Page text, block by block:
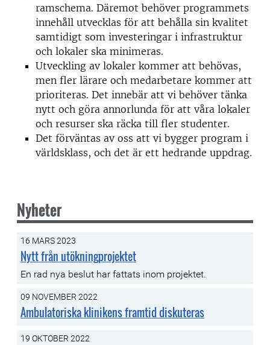
ramschema. Däremot behöver programmets
innehåll utvecklas för att behålla sin kvalitet
samtidigt som investeringar i infrastruktur
och lokaler ska minimeras.
Utveckling av lokaler kommer att behövas,
men fler lärare och medarbetare kommer att
prioriteras. Det innebär att vi behöver tänka
nytt och göra annorlunda för att våra lokaler
och resurser ska räcka till fler studenter.
Det förväntas av oss att vi bygger program i
världsklass, och det är ett hedrande uppdrag.
Nyheter
16 MARS 2023
Nytt från utökningprojektet
En rad nya beslut har fattats inom projektet.
09 NOVEMBER 2022
Ambulatoriska klinikens framtid diskuteras
19 OKTOBER 2022